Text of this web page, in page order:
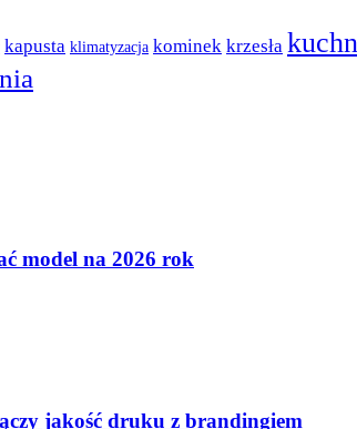
kapusta klimatyzacja kominek krzesła
model na 2026 rok
jakość druku z brandingiem